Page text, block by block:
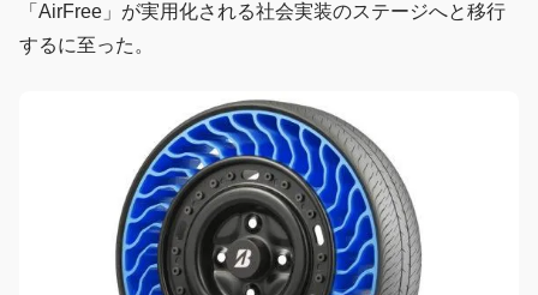
「AirFree」が実用化される社会実装のステージへと移行
するに至った。